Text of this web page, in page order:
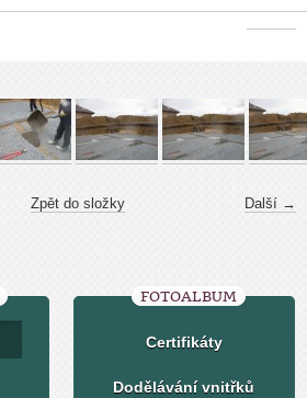
Další →
Zpět do složky
FOTOALBUM
Certifikáty
Dodělávání vnitřků